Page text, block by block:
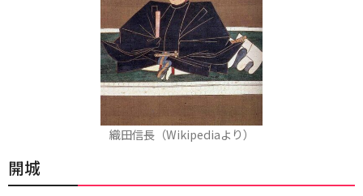
織田信長（Wikipediaより）
開城